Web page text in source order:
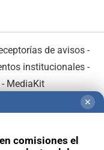
de avisos -
institucionales-
- MediaKit
✕
comisiones el